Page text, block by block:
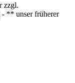
zzgl.
- ** unser früherer